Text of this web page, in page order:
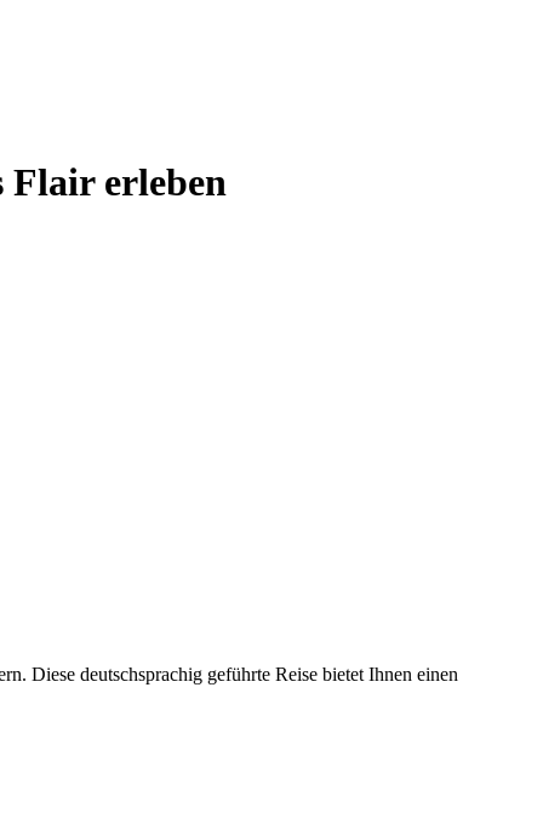
Flair erleben
Diese deutschsprachig geführte Reise bietet Ihnen einen